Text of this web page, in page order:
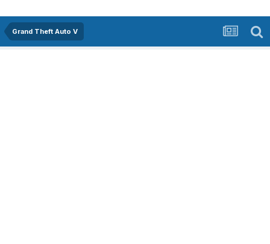
Grand Theft Auto V